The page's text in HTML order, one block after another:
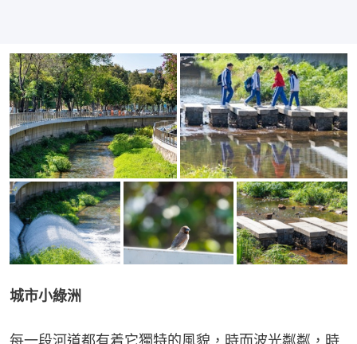
城市小綠洲
每一段河道都有着它獨特的風貌，時而波光粼粼，時